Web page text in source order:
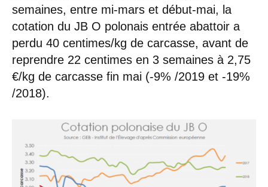
semaines, entre mi-mars et début-mai, la
cotation du JB O polonais entrée abattoir a
perdu 40 centimes/kg de carcasse, avant de
reprendre 22 centimes en 3 semaines à 2,75
€/kg de carcasse fin mai (-9% /2019 et -19%
/2018).